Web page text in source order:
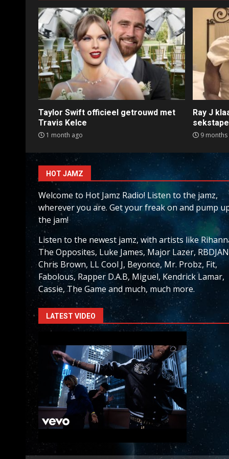
Taylor Swift officieel getrouwd met
Travis Kelce
1 month ago
Ray J
sekstape
9 months
HOT JAMZ
Welcome to Hot Jamz Radio! Listen to the jamz,
wherever you are. Get your freak on and pump
the jam!
Listen to the newest jamz, with artists like
The Opposites, Luke James, Major Lazer,
Chris Brown, LL Cool J, Beyonce, Mr. Probz, Fit,
Fabolous, Rapper D.A.B, Miguel, Kendrick Lamar,
Cassie, The Game and much, much more.
LATEST VIDEO